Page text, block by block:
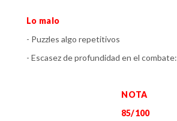
Lo malo
- Puzzles algo repetitivos
- Escasez de profundidad en el combate:
NOTA
85/100